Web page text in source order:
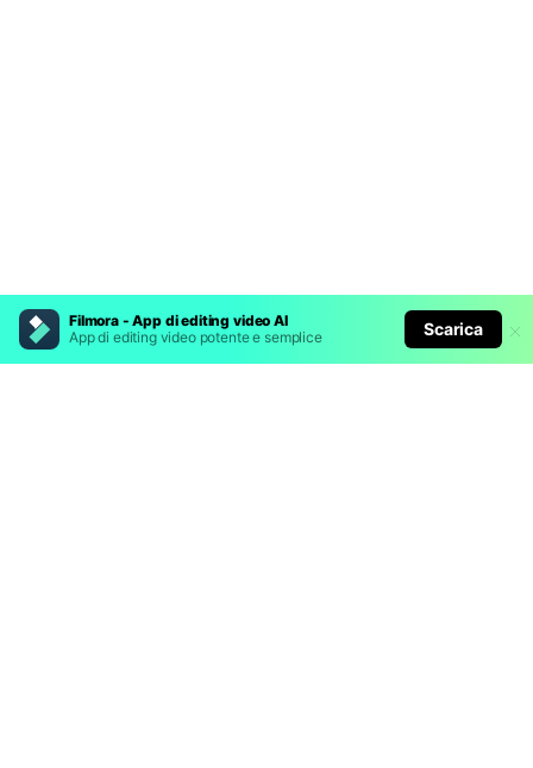
Filmora - App di editing video AI
App di editing video potente e semplice
Scarica